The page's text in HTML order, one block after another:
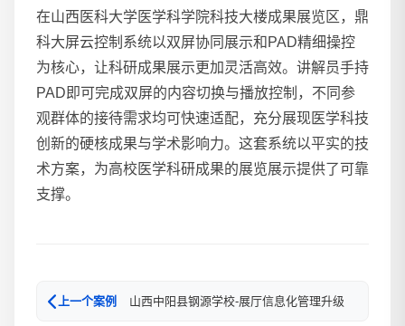
在山西医科大学医学科学院科技大楼成果展览区，鼎
科大屏云控制系统以双屏协同展示和PAD精细操控
为核心，让科研成果展示更加灵活高效。讲解员手持
PAD即可完成双屏的内容切换与播放控制，不同参
观群体的接待需求均可快速适配，充分展现医学科技
创新的硬核成果与学术影响力。这套系统以平实的技
术方案，为高校医学科研成果的展览展示提供了可靠
支撑。
上一个案例 山西中阳县钢源学校-展厅信息化管理升级